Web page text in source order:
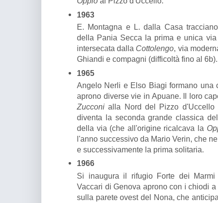
1963
E. Montagna e L. dalla Casa
della Pania Secca la prima e unica
intersecata dalla Cottolengo, via
Ghiandi e compagni (difficoltà fino al 6b).
1965
Angelo Nerli e Elso Biagi formano una
aprono diverse vie in Apuane. Il loro
Zucconialla Nord del Pizzo
diventa la seconda grande classica
della via (che all'origine ricalcava la
l'anno successivo da Mario Verin, che
e successivamente la prima solitaria.
1966
Si inaugura il rifugio Forte dei
Vaccari di Genova aprono con i chiodi
sulla parete ovest del Nona, che